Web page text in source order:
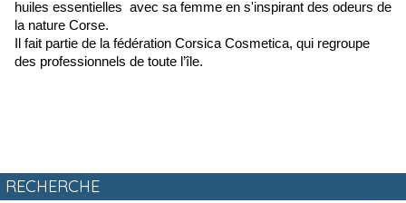
huiles essentielles avec sa femme en s'inspirant des odeurs de
la nature Corse.
Il fait partie de la fédération Corsica Cosmetica, qui regroupe
des professionnels de toute l’île.
RECHERCHE